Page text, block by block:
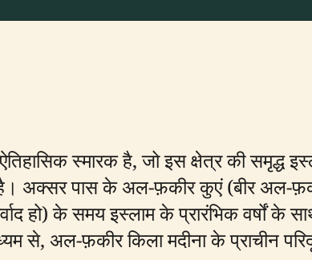
स्मारक है, जो इस क्षेत्र की समृद्ध
है। अक्सर पास के अल-फ़कीर कुएं (बीर अल-
हो) के समय इस्लाम के प्रारंभिक वर्षों
से, अल-फ़कीर किला मदीना के प्राचीन